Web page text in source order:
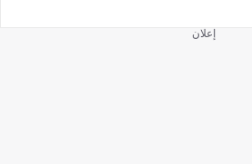
إعلان